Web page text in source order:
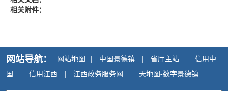
相关附件：
网站导航： 网站地图 中国景德镇 省厅主站
信用中
国
信用江西 江西政务服务网 天地图-数字景德镇